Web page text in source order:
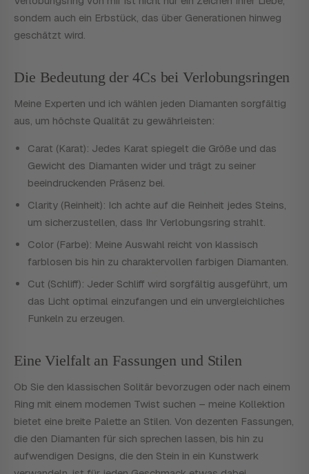
sondern auch ein Erbstück, das über Generationen hinweg
geschätzt wird.
Die Bedeutung der 4Cs bei Verlobungsringen
Meine Experten und ich wählen jeden Diamanten sorgfältig
aus, um höchste Qualität zu gewährleisten:
Carat (Karat): Jedes Karat spiegelt die Größe und das
Gewicht des Diamanten wider und trägt zu seiner
beeindruckenden Präsenz bei.
Clarity (Reinheit): Ich achte auf die Reinheit jedes Steins,
um sicherzustellen, dass Ihr Verlobungsring strahlt.
Color (Farbe): Meine Auswahl reicht von klassisch
farblosen bis hin zu charaktervollen farbigen Diamanten.
Cut (Schliff): Jeder Schliff wird sorgfältig ausgeführt, um
das Licht optimal einzufangen und ein unvergleichliches
Funkeln zu erzeugen.
Eine Vielfalt an Fassungen und Stilen
Ob Sie den klassischen Solitär bevorzugen oder nach einem
Ring mit einem modernen Twist suchen – meine Kollektion
bietet eine breite Palette an Stilen. Von dezenten Fassungen,
die den Diamanten für sich sprechen lassen, bis hin zu
aufwendigen Designs, die den Stein in ein Kunstwerk